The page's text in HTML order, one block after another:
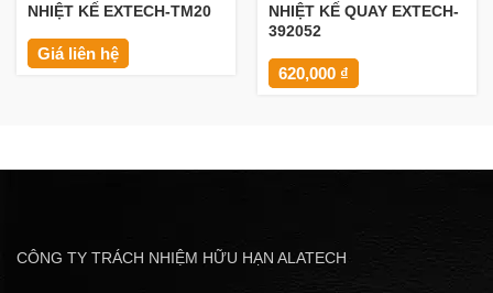
NHIỆT KẾ EXTECH-TM20
Giá liên hệ
NHIỆT KẾ QUAY EXTECH-
392052
620,000 ₫
CÔNG TY TRÁCH NHIỆM HỮU HẠN ALATECH